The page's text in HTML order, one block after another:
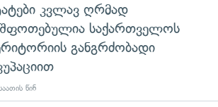
კვლავ ღრმად
საქართველოს
განგრძობადი
წინ